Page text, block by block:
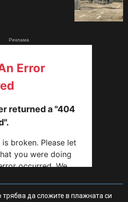
Реклама
трябва да сложите в плажната си